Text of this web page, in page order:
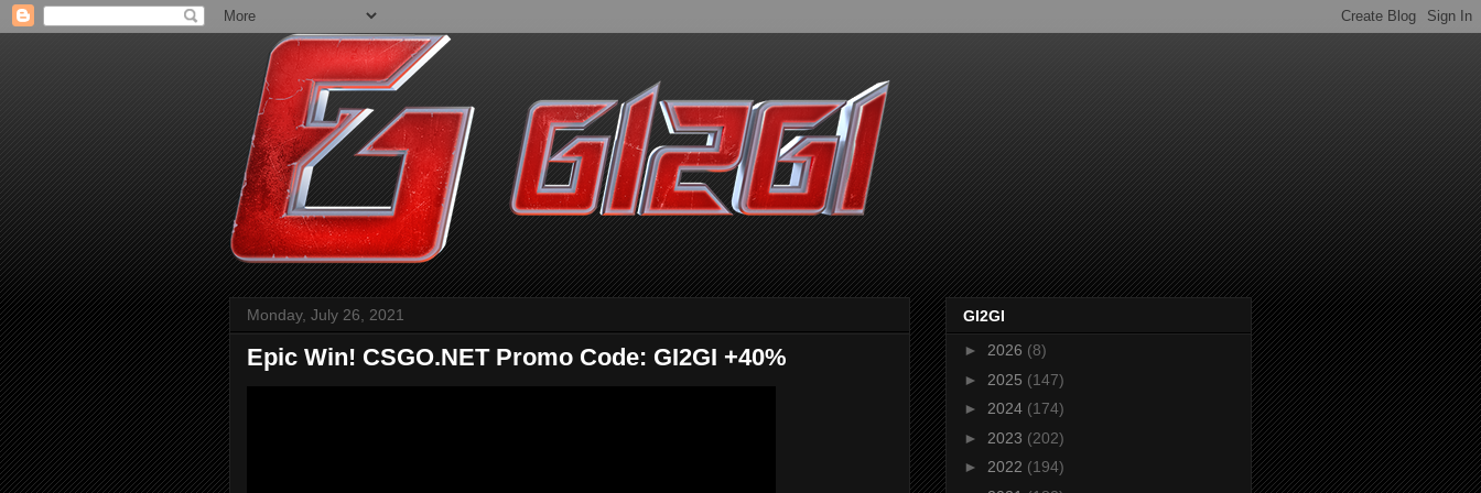
Monday, July 26, 2021
Epic Win! CSGO.NET Promo Code: GI2GI +40%
GI2GI
► 2026 (8)
► 2025 (147)
► 2024 (174)
► 2023 (202)
► 2022 (194)